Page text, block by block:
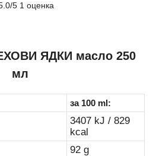
5 1 оценка
ЯДКИ масло 250
мл
за 100 ml:
3407 kJ / 829
kcal
92 g